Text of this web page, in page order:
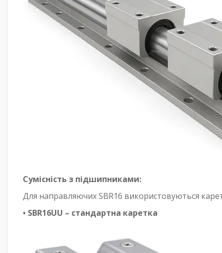
Сумісність з підшипниками:
Для направляючих SBR16 використовуються
• SBR16UU – стандартна каретка